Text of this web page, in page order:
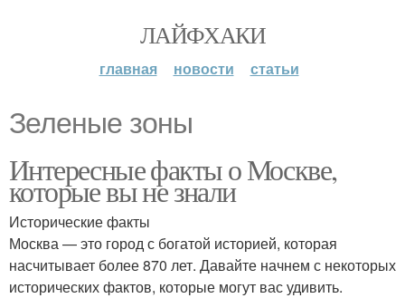
ЛАЙФХАКИ
главная новости статьи
Зеленые зоны
Интересные факты о Москве,
которые вы не знали
Исторические факты
Москва — это город с богатой историей, которая
насчитывает более 870 лет. Давайте начнем с некоторых
исторических фактов, которые могут вас удивить.